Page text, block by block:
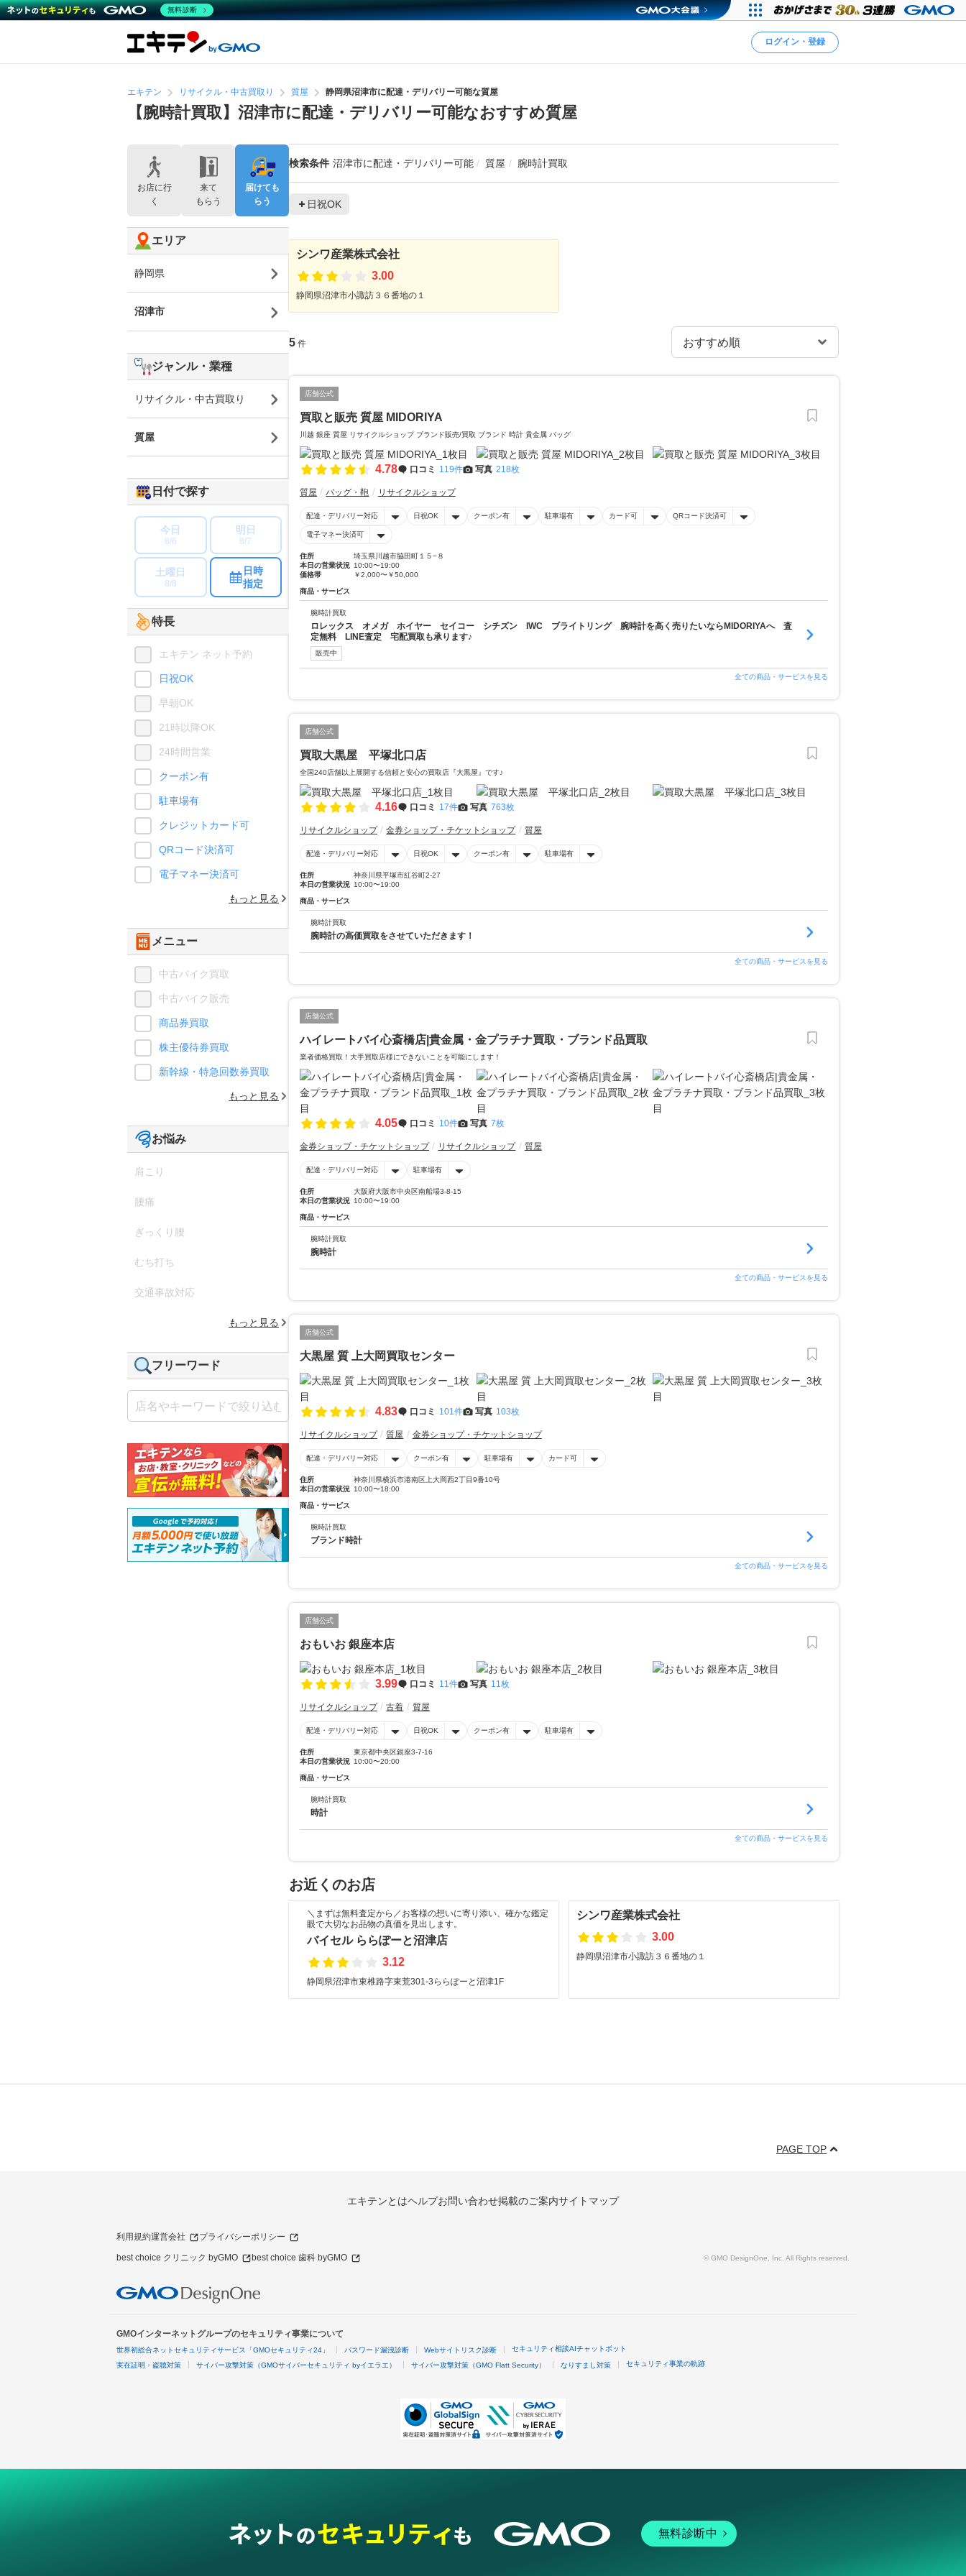
ログイン・登録
エキテン リサイクル・中古買取り 質屋 静岡県沼津市に配達・デリバリー可能な質屋
【腕時計買取】沼津市に配達・デリバリー可能なおすすめ質屋
検索条件 沼津市に配達・デリバリー可能 質屋 腕時計買取
日祝OK
シンワ産業株式会社
3.00
静岡県沼津市小諏訪３６番地の１
5 件
店舗公式
買取と販売 質屋 MIDORIYA
川越 銀座 質屋 リサイクルショップ ブランド販売/買取 ブランド 時計 貴金属 バッグ
4.78 口コミ 119件 写真 218枚
質屋 バッグ・鞄 リサイクルショップ
配達・デリバリー対応 日祝OK クーポン有 駐車場有 カード可 QRコード決済可
電子マネー決済可
住所
埼玉県川越市脇田町１５−８
本日の営業状況 10:00〜19:00
価格帯
￥2,000〜￥50,000
商品・サービス
腕時計買取
ロレックス オメガ ホイヤー セイコー シチズン IWC ブライトリング 腕時計を高く売りたいならMIDORIYAへ 査
定無料 LINE査定 宅配買取も承ります♪
販売中
全ての商品・サービスを見る
店舗公式
買取大黒屋 平塚北口店
全国240店舗以上展開する信頼と安心の買取店『大黒屋』です♪
4.16 口コミ 17件 写真 763枚
リサイクルショップ 金券ショップ・チケットショップ 質屋
配達・デリバリー対応 日祝OK クーポン有 駐車場有
住所
神奈川県平塚市紅谷町2-27
本日の営業状況 10:00〜19:00
商品・サービス
腕時計買取
腕時計の高価買取をさせていただきます！
全ての商品・サービスを見る
店舗公式
ハイレートバイ心斎橋店|貴金属・金プラチナ買取・ブランド品買取
業者価格買取！大手買取店様にできないことを可能にします！
4.05 口コミ 10件 写真 7枚
金券ショップ・チケットショップ リサイクルショップ 質屋
配達・デリバリー対応 駐車場有
住所
大阪府大阪市中央区南船場3-8-15
本日の営業状況 10:00〜19:00
商品・サービス
腕時計買取
腕時計
全ての商品・サービスを見る
店舗公式
大黒屋 質 上大岡買取センター
4.83 口コミ 101件 写真 103枚
リサイクルショップ 質屋 金券ショップ・チケットショップ
配達・デリバリー対応 クーポン有 駐車場有 カード可
住所
神奈川県横浜市港南区上大岡西2丁目9番10号
本日の営業状況 10:00〜18:00
商品・サービス
腕時計買取
ブランド時計
全ての商品・サービスを見る
店舗公式
おもいお 銀座本店
3.99 口コミ 11件 写真 11枚
リサイクルショップ 古着 質屋
配達・デリバリー対応 日祝OK クーポン有 駐車場有
住所
東京都中央区銀座3-7-16
本日の営業状況 10:00〜20:00
商品・サービス
腕時計買取
時計
全ての商品・サービスを見る
お近くのお店
＼まずは無料査定から／お客様の想いに寄り添い、確かな鑑定
眼で大切なお品物の真価を見出します。
バイセル ららぽーと沼津店
3.12
静岡県沼津市東椎路字東荒301-3ららぽーと沼津1F
シンワ産業株式会社
3.00
静岡県沼津市小諏訪３６番地の１
お店に行
く
来て
もらう
届けても
らう
エリア
静岡県
沼津市
ジャンル・業種
リサイクル・中古買取り
質屋
日付で探す
今日
8/6
明日
8/7
土曜日
8/8
日時
指定
特長
エキテン ネット予約
日祝OK
早朝OK
21時以降OK
24時間営業
クーポン有
駐車場有
クレジットカード可
QRコード決済可
電子マネー決済可
もっと見る
メニュー
中古バイク買取
中古バイク販売
商品券買取
株主優待券買取
新幹線・特急回数券買取
もっと見る
お悩み
肩こり
腰痛
ぎっくり腰
むち打ち
交通事故対応
もっと見る
フリーワード
PAGE TOP
エキテンとはヘルプお問い合わせ掲載のご案内サイトマップ
利用規約運営会社 プライバシーポリシー
best choice クリニック byGMO best choice 歯科 byGMO © GMO DesignOne, Inc. All Rights reserved.
GMOインターネットグループのセキュリティ事業について
世界初総合ネットセキュリティサービス「GMOセキュリティ24」 パスワード漏洩診断 Webサイトリスク診断 セキュリティ相談AIチャットボット
実在証明・盗聴対策 サイバー攻撃対策（GMOサイバーセキュリティ byイエラエ） サイバー攻撃対策（GMO Flatt Security） なりすまし対策 セキュリティ事業の軌跡
無料診断中
無料診断